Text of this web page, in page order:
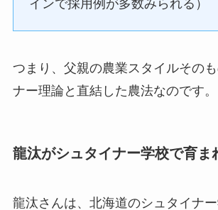
インで採用例が多数みられる）
つまり、父親の農業スタイルその
ナー理論と直結した農法なのです。
龍汰がシュタイナー学校で育ま
龍汰さんは、北海道のシュタイナ